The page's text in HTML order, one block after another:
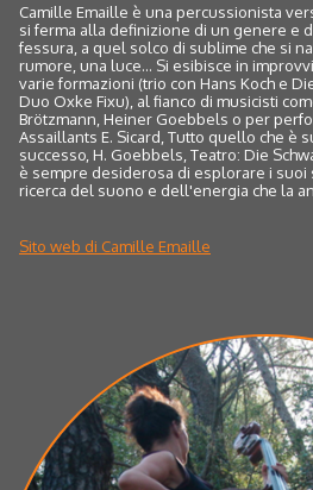
Camille Emaille è una percussionista
si ferma alla definizione di un genere e
fessura, a quel solco di sublime che si
rumore, una luce... Si esibisce in
varie formazioni (trio con Hans Koch e
Duo Oxke Fixu), al fianco di musicisti
Brötzmann, Heiner Goebbels o per
Assaillants E. Sicard, Tutto quello che è
successo, H. Goebbels, Teatro: Die
è sempre desiderosa di esplorare i suoi
ricerca del suono e dell'energia che la
Sito web di Camille Emaille